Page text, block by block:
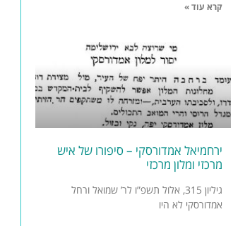
קרא עוד »
ירחמיאל אמדורסקי – סיפורו של איש
מרכזי ומלון מרכזי
גיליון 315, אלול תשפ”ו לר’ שמואל ורחל
אמדורסקי לא היו